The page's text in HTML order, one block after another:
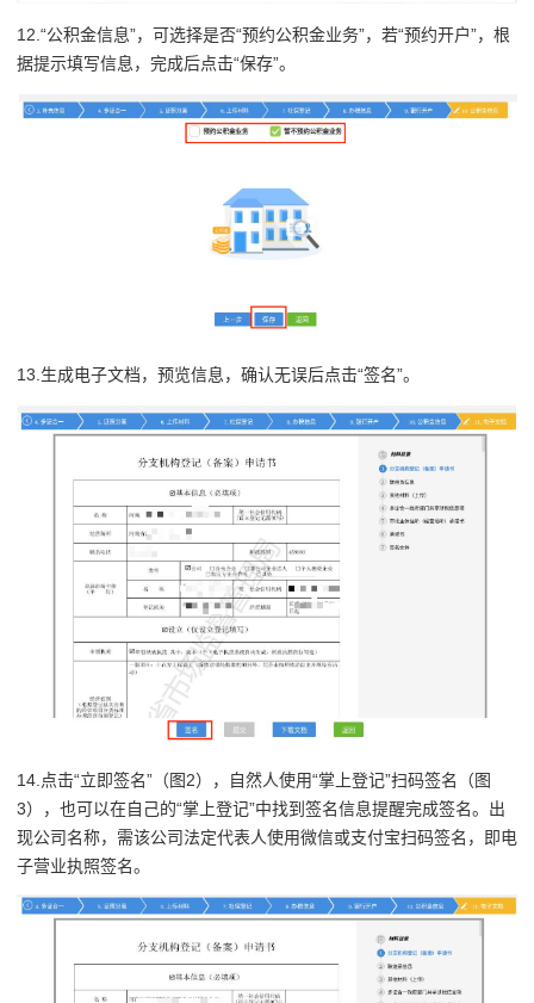
12.“公积金信息”，可选择是否“预约公积金业务”，若“预约开户”，根
据提示填写信息，完成后点击“保存”。
13.生成电子文档，预览信息，确认无误后点击“签名”。
14.点击“立即签名”（图2），自然人使用“掌上登记”扫码签名（图
3），也可以在自己的“掌上登记”中找到签名信息提醒完成签名。出
现公司名称，需该公司法定代表人使用微信或支付宝扫码签名，即电
子营业执照签名。